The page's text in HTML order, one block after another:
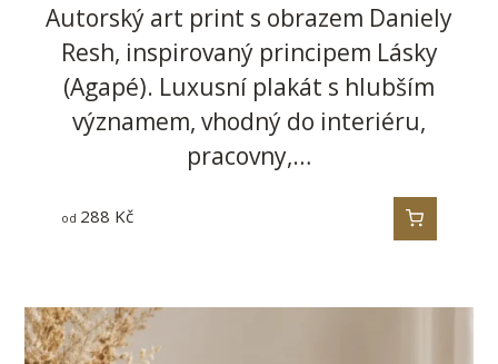
Autorský art print s obrazem Daniely
Resh, inspirovaný principem Lásky
(Agapé). Luxusní plakát s hlubším
významem, vhodný do interiéru,
pracovny,…
od 288 Kč